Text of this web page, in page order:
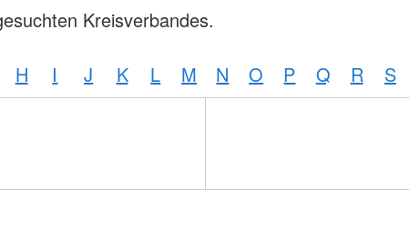
Kreisverbandes.
H I J K L M N O P Q R S